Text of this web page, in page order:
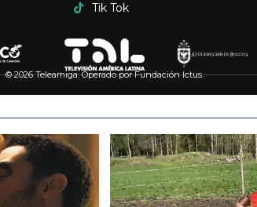
Tik Tok
© 2026 Teleamiga. Operado por Fundación Ictus.